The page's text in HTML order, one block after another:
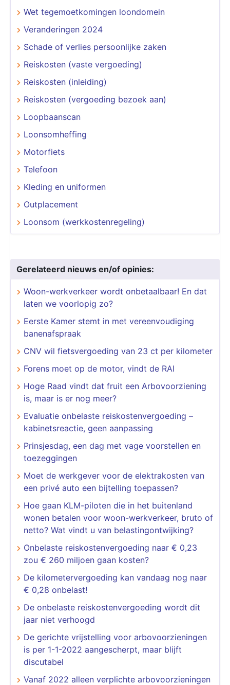
Wet tegemoetkomingen loondomein
Veranderingen 2024
Schade of verlies persoonlijke zaken
Reiskosten (vaste vergoeding)
Reiskosten (inleiding)
Reiskosten (vergoeding bezoek aan)
Loopbaanscan
Loonsomheffing
Motorfiets
Telefoon
Kleding en uniformen
Outplacement
Loonsom (werkkostenregeling)
Gerelateerd nieuws en/of opinies:
Woon-werkverkeer wordt onbetaalbaar! En dat
laten we voorlopig zo?
Eerste Kamer stemt in met vereenvoudiging
banenafspraak
CNV wil fietsvergoeding van 23 ct per kilometer
Forens moet op de motor, vindt de RAI
Hoge Raad vindt dat fruit een Arbovoorziening
is, maar is er nog meer?
Evaluatie onbelaste reiskostenvergoeding –
kabinetsreactie, geen aanpassing
Prinsjesdag, een dag met vage voorstellen en
toezeggingen
Moet de werkgever voor de elektrakosten van
een privé auto een bijtelling toepassen?
Hoe gaan KLM-piloten die in het buitenland
wonen betalen voor woon-werkverkeer, bruto of
netto? Wat vindt u van belastingontwijking?
Onbelaste reiskostenvergoeding naar € 0,23
zou € 260 miljoen gaan kosten?
De kilometervergoeding kan vandaag nog naar
€ 0,28 onbelast!
De onbelaste reiskostenvergoeding wordt dit
jaar niet verhoogd
De gerichte vrijstelling voor arbovoorzieningen
is per 1-1-2022 aangescherpt, maar blijft
discutabel
Vanaf 2022 alleen verplichte arbovoorzieningen